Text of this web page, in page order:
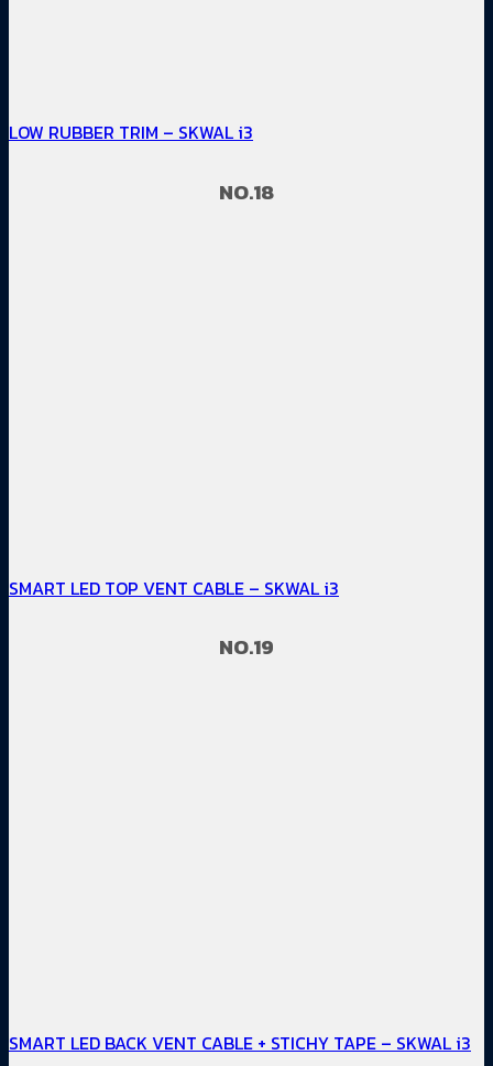
LOW RUBBER TRIM – SKWAL i3
NO.18
SMART LED TOP VENT CABLE – SKWAL i3
NO.19
SMART LED BACK VENT CABLE + STICHY TAPE – SKWAL i3